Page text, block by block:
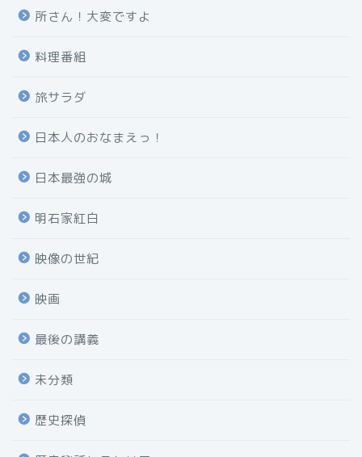
所さん！大変ですよ
料理番組
旅サラダ
日本人のおなまえっ！
日本最強の城
明石家紅白
映像の世紀
映画
最後の講義
未分類
歴史探偵